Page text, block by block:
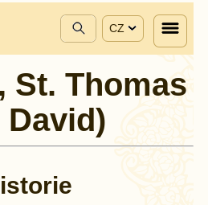
CZ
St. Thomas
David)